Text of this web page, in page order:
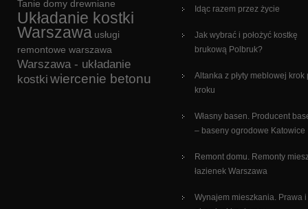
Tanie domy drewniane
Układanie kostki
Warszawa usługi
remontowe warszawa
Warszawa - układanie
kostki wiercenie betonu
Idąc razem przez życie
Jak wybrać i położyć kostkę
brukową Polbruk?
Altanka z płyty meblowej krok
kroku
Własny basen. Producent
– baseny ogrodowe Katowice
Remont domu. Remonty
łazienek Warszawa
Wynajem mieszkania. Prawa i